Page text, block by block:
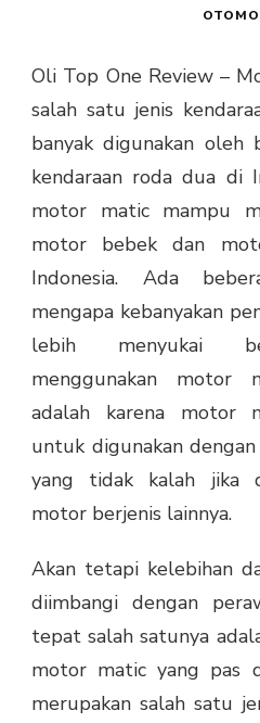
Oli Top One Review –
salah satu jenis
banyak digunakan oleh
kendaraan roda dua di
motor matic mampu
motor bebek dan
Indonesia. Ada
mengapa kebanyakan
lebih menyukai
menggunakan motor
adalah karena motor
untuk digunakan
yang tidak kalah jika
motor berjenis lainnya.
Akan tetapi kelebihan
diimbangi dengan
tepat salah satunya
motor matic yang pas
merupakan salah satu